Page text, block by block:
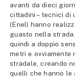
avanti da dieci
cittadini – tecnici di
(Enel) hanno
guasto nella
quindi a doppio
metri e ovviamente
stradale, creando
quelli che hanno le